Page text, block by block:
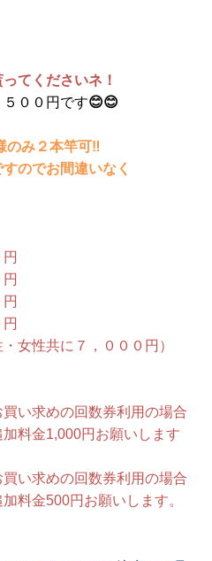
てくださいネ！
００円です😊😊
のみ２本竿可‼
のでお間違いなく
円
性共に７，０００円）
めの回数券利用の場合
1,000円お願いします
めの回数券利用の場合
円お願いします。